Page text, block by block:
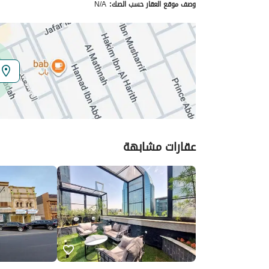
الموقع
المنطقة
منطقة الرياض
المدينة
الرياض
الحي
المحمدية
اسم الشارع
التخصصي الفرعي
الرمز البريدي
تفاصيل العقار
نوع الإعلان
للإيجار
استخدام العقار
تجاري
نوع العقار
مكاتب
وصف موقع العقار حسب الصك: N/A
عقارات مشابهة